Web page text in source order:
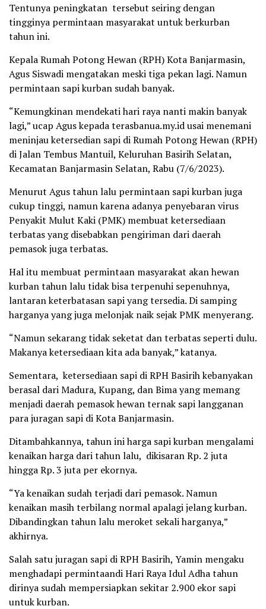
Tentunya peningkatan tersebut seiring dengan
tingginya permintaan masyarakat untuk berkurban
tahun ini.
Kepala Rumah Potong Hewan (RPH) Kota Banjarmasin,
Agus Siswadi mengatakan meski tiga pekan lagi. Namun
permintaan sapi kurban sudah banyak.
“Kemungkinan mendekati hari raya nanti makin banyak
lagi,” ucap Agus kepada terasbanua.my.id usai menemani
meninjau ketersedian sapi di Rumah Potong Hewan (RPH)
di Jalan Tembus Mantuil, Keluruhan Basirih Selatan,
Kecamatan Banjarmasin Selatan, Rabu (7/6/2023).
Menurut Agus tahun lalu permintaan sapi kurban juga
cukup tinggi, namun karena adanya penyebaran virus
Penyakit Mulut Kaki (PMK) membuat ketersediaan
terbatas yang disebabkan pengiriman dari daerah
pemasok juga terbatas.
Hal itu membuat permintaan masyarakat akan hewan
kurban tahun lalu tidak bisa terpenuhi sepenuhnya,
lantaran keterbatasan sapi yang tersedia. Di samping
harganya yang juga melonjak naik sejak PMK menyerang.
“Namun sekarang tidak seketat dan terbatas seperti dulu.
Makanya ketersediaan kita ada banyak,” katanya.
Sementara, ketersediaan sapi di RPH Basirih kebanyakan
berasal dari Madura, Kupang, dan Bima yang memang
menjadi daerah pemasok hewan ternak sapi langganan
para juragan sapi di Kota Banjarmasin.
Ditambahkannya, tahun ini harga sapi kurban mengalami
kenaikan harga dari tahun lalu, dikisaran Rp. 2 juta
hingga Rp. 3 juta per ekornya.
“Ya kenaikan sudah terjadi dari pemasok. Namun
kenaikan masih terbilang normal apalagi jelang kurban.
Dibandingkan tahun lalu meroket sekali harganya,”
akhirnya.
Salah satu juragan sapi di RPH Basirih, Yamin mengaku
menghadapi permintaandi Hari Raya Idul Adha tahun
dirinya sudah mempersiapkan sekitar 2.900 ekor sapi
untuk kurban.